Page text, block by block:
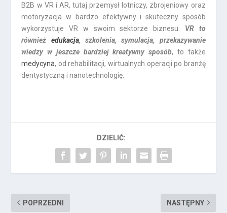
B2B w VR i AR, tutaj przemysł lotniczy, zbrojeniowy oraz
motoryzacja w bardzo efektywny i skuteczny sposób
wykorzystuje VR w swoim sektorze biznesu. VR to
również edukacja, szkolenia, symulacja, przekazywanie
wiedzy w jeszcze bardziej kreatywny sposób, to także
medycyna, od rehabilitacji, wirtualnych operacji po branżę
dentystyczną i nanotechnologię.
DZIELIĆ:
POPRZEDNI NASTĘPNY